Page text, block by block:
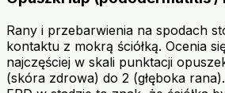
Rany i przebarwienia na spodach
kontaktu z mokrą ściółką. Ocenia
najczęściej w skali punktacji
(skóra zdrowa) do 2 (głęboka